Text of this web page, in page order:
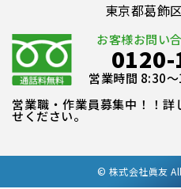
東京都葛飾
お客様お問い
営業時間 8:30
営業職・作業員募集中！！詳
せください。
© 株式会社眞友